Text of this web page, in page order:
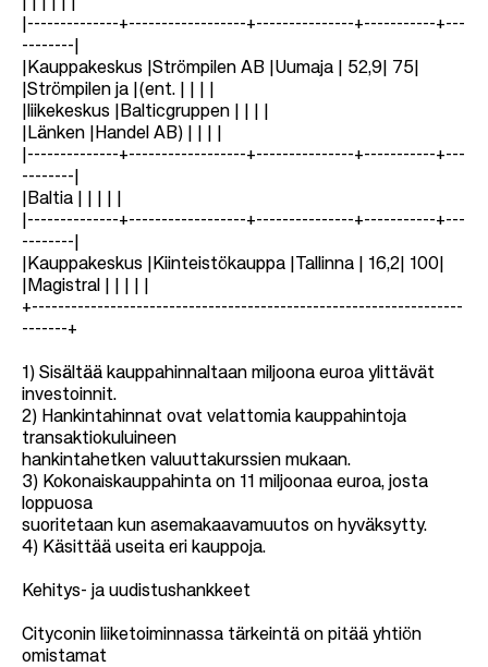
|--------------+------------------+---------------+-----------+---
--------|
|Kauppakeskus |Strömpilen AB |Uumaja | 52,9| 75|
|Strömpilen ja |(ent. | | | |
|liikekeskus |Balticgruppen | | | |
|Länken |Handel AB) | | | |
|--------------+------------------+---------------+-----------+---
--------|
|Baltia | | | | |
|--------------+------------------+---------------+-----------+---
--------|
|Kauppakeskus |Kiinteistökauppa |Tallinna | 16,2| 100|
|Magistral | | | | |
+------------------------------------------------------------------
-------+
1) Sisältää kauppahinnaltaan miljoona euroa ylittävät
investoinnit.
2) Hankintahinnat ovat velattomia kauppahintoja
transaktiokuluineen
hankintahetken valuuttakurssien mukaan.
3) Kokonaiskauppahinta on 11 miljoonaa euroa, josta
loppuosa
suoritetaan kun asemakaavamuutos on hyväksytty.
4) Käsittää useita eri kauppoja.
Kehitys- ja uudistushankkeet
Cityconin liiketoiminnassa tärkeintä on pitää yhtiön
omistamat